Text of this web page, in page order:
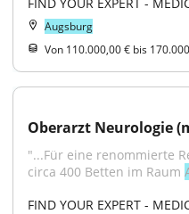
Augsburg
Von 110.000,00 € bis
Oberarzt Neurologie
"...Für eine renommierte
circa 400 Betten im Raum
FIND YOUR EXPERT -